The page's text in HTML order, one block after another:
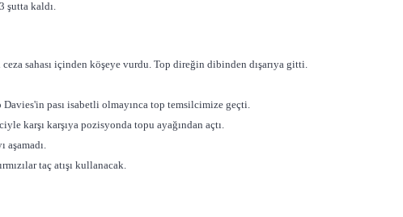
şutta kaldı.
sahası içinden köşeye vurdu. Top direğin dibinden dışarıya gitti.
pası isabetli olmayınca top temsilcimize geçti.
karşı karşıya pozisyonda topu ayağından açtı.
aşamadı.
taç atışı kullanacak.